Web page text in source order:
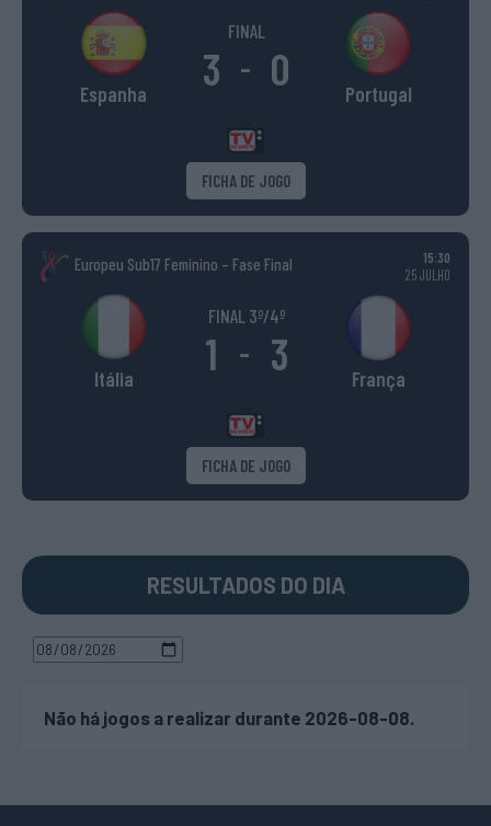
Espanha
FINAL
3 - 0 Portugal
FICHA DE JOGO
Europeu Sub17 Feminino – Fase Final
15:30
25 JULHO
Itália
FINAL 3º/4º
1 - 3 França
FICHA DE JOGO
RESULTADOS DO DIA
Não há jogos a realizar durante 2026-08-08.